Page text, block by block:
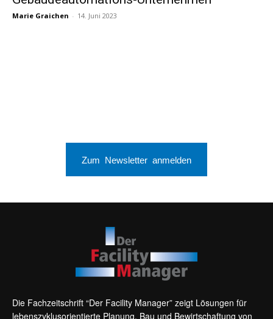
Marie Graichen - 14. Juni 2023
Zum Newsletter anmelden
Die Fachzeitschrift “Der Facility Manager” zeigt Lösungen für
lebenszyklusorientierte Planung, Bau und Bewirtschaftung von